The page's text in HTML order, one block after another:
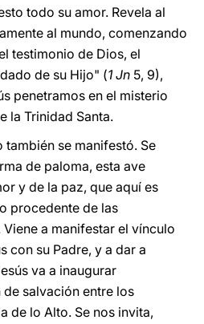
todo su amor. Revela al
al mundo, comenzando
testimonio de Dios, el
de su Hijo" (1 Jn 5, 9),
penetramos en el misterio
la Trinidad Santa.
también se manifestó. Se
de paloma, esta ave
y de la paz, que aquí es
procedente de las
a manifestar el vínculo
con su Padre, y a dar a
va a inaugurar
salvación entre los
de lo Alto. Se nos invita,